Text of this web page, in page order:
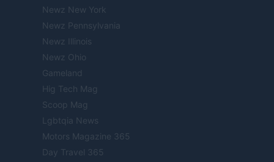
Newz New York
Newz Pennsylvania
Newz Illinois
Newz Ohio
Gameland
Hig Tech Mag
Scoop Mag
Lgbtqia News
Motors Magazine 365
Day Travel 365